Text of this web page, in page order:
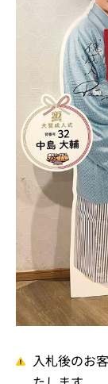
入札後のお